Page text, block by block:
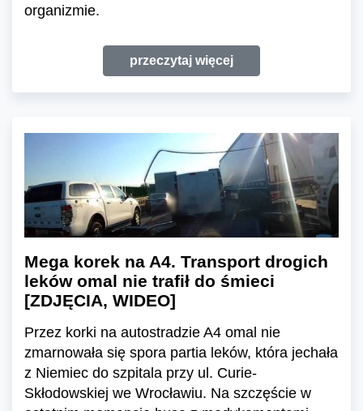
organizmie.
przeczytaj więcej
Mega korek na A4. Transport drogich
leków omal nie trafił do śmieci
[ZDJĘCIA, WIDEO]
Przez korki na autostradzie A4 omal nie
zmarnowała się spora partia leków, która jechała
z Niemiec do szpitala przy ul. Curie-
Skłodowskiej we Wrocławiu. Na szczęście w